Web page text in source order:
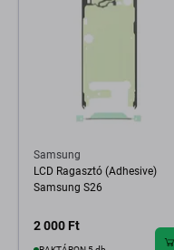
Samsung
LCD Ragasztó (Adhesive)
Samsung S26
2 000 Ft